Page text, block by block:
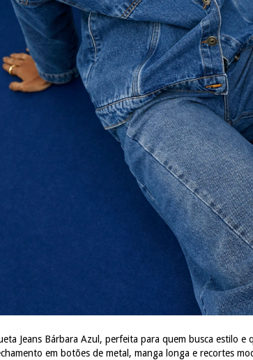
Jeans Bárbara Azul, perfeita para quem busca estilo e
em botões de metal, manga longa e recortes